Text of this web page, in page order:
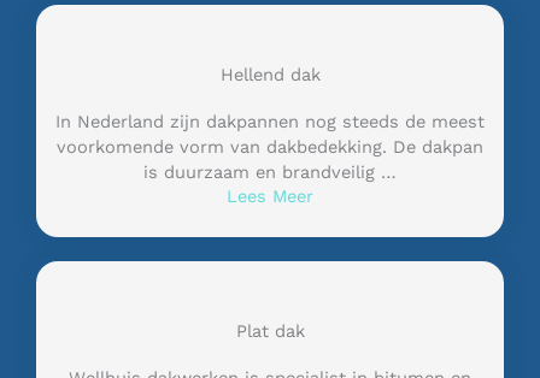
Hellend dak
In Nederland zijn dakpannen nog steeds de meest
voorkomende vorm van dakbedekking. De dakpan
is duurzaam en brandveilig …
Lees Meer
Plat dak